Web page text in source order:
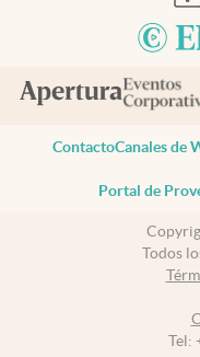
ContactoCanales de
Portal de
Todos
Tel: